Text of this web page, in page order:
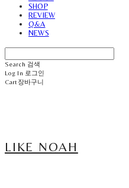
SHOP
REVIEW
Q&A
NEWS
Search 검색
Log In 로그인
Cart장바구니
LIKE NOAH